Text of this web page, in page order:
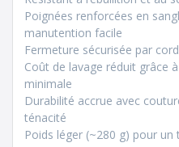
Poignées renforcées en
manutention facile
Fermeture sécurisée par
Coût de lavage réduit grâce
minimale
Durabilité accrue avec
ténacité
Poids léger (~280 g) pour un